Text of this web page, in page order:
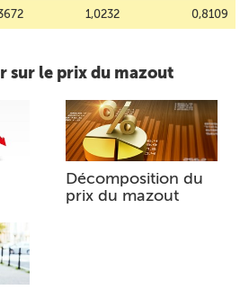
1,0232 0,8109
sur le prix du mazout
Décomposition du
prix du mazout